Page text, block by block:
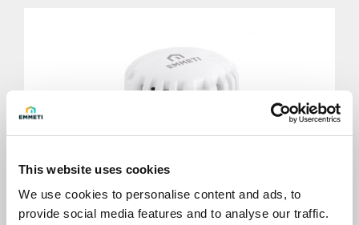
This website uses cookies
We use cookies to personalise content and ads, to
provide social media features and to analyse our traffic.